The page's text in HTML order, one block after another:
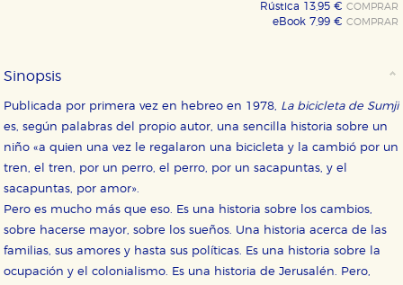
Rústica 13,95 €COMPRAR
eBook 7,99 €COMPRAR
Sinopsis
Publicada por primera vez en hebreo en 1978, La bicicleta de Sumji
es, según palabras del propio autor, una sencilla historia sobre un
niño «a quien una vez le regalaron una bicicleta y la cambió por un
tren, el tren, por un perro, el perro, por un sacapuntas, y el
sacapuntas, por amor».
Pero es mucho más que eso. Es una historia sobre los cambios,
sobre hacerse mayor, sobre los sueños. Una historia acerca de las
familias, sus amores y hasta sus políticas. Es una historia sobre la
ocupación y el colonialismo. Es una historia de Jerusalén. Pero,